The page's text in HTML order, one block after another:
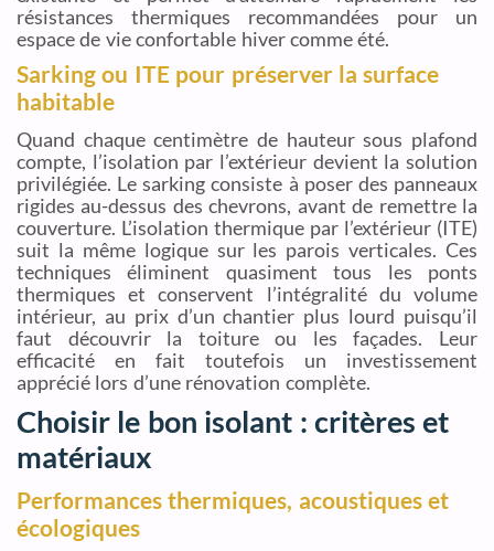
résistances thermiques recommandées pour un
espace de vie confortable hiver comme été.
Sarking ou ITE pour préserver la surface
habitable
Quand chaque centimètre de hauteur sous plafond
compte, l’isolation par l’extérieur devient la solution
privilégiée. Le sarking consiste à poser des panneaux
rigides au-dessus des chevrons, avant de remettre la
couverture. L’isolation thermique par l’extérieur (ITE)
suit la même logique sur les parois verticales. Ces
techniques éliminent quasiment tous les ponts
thermiques et conservent l’intégralité du volume
intérieur, au prix d’un chantier plus lourd puisqu’il
faut découvrir la toiture ou les façades. Leur
efficacité en fait toutefois un investissement
apprécié lors d’une rénovation complète.
Choisir le bon isolant : critères et
matériaux
Performances thermiques, acoustiques et
écologiques